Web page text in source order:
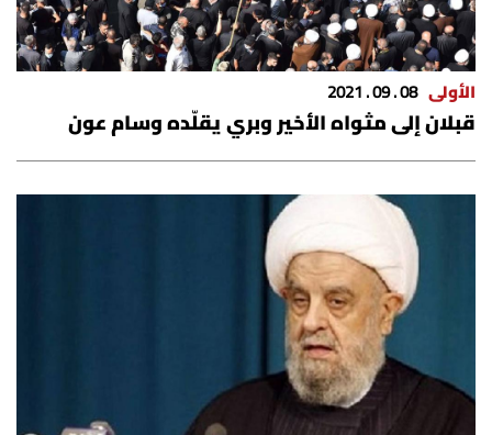
الأولى 08 . 09 . 2021
قبلان إلى مثواه الأخير وبري يقلّده وسام عون